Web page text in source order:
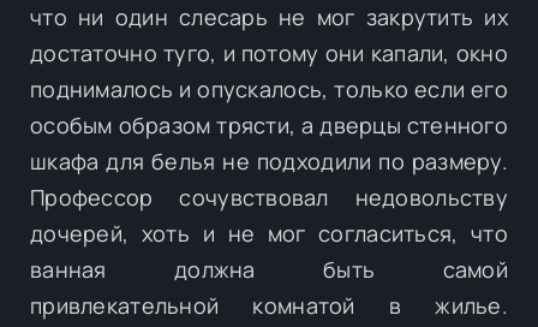
что ни один слесарь не мог закрутить их
достаточно туго, и потому они капали, окно
поднималось и опускалось, только если его
особым образом трясти, а дверцы стенного
шкафа для белья не подходили по размеру.
Профессор сочувствовал недовольству
дочерей, хоть и не мог согласиться, что
ванная должна быть самой
привлекательной комнатой в жилье.